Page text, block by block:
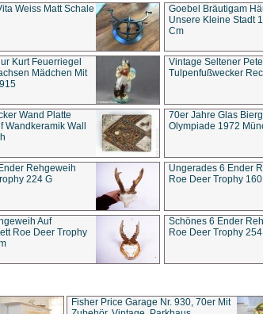
Weiss Matt Schale
Goebel Bräutigam
Unsere Kleine Stadt
Cm
Kurt Feuerriegel
Mädchen Mit
Vintage Seltener
Tulpenfußwecker
Wand Platte
Wandkeramik Wall
70er Jahre Glas
Olympiade 1972
Rehgeweih
224 G
Ungerades 6 Ender
Roe Deer Trophy 160
Auf
Roe Deer Trophy
Schönes 6 Ender
Roe Deer Trophy 254
Fisher Price Garage Nr. 930, 70er Mit